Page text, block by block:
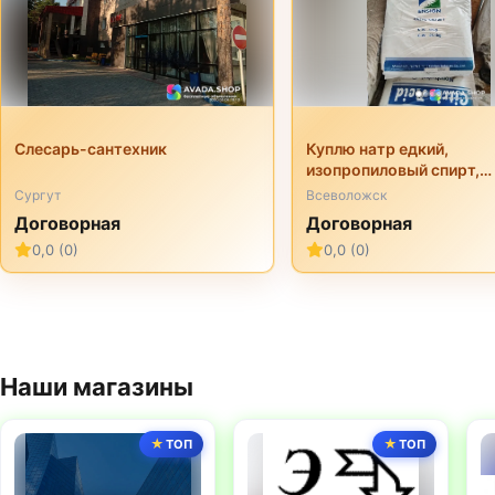
Слесарь-сантехник
Сургут
Договорная
0,0 (0)
Куплю натр едкий,
изопропиловый спирт,
перкарбонат натрия,
неликвиды
Всеволожск
Договорная
0,0 (0)
Наши магазины
ТОП ТОП